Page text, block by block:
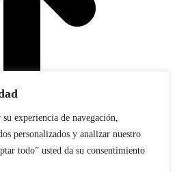
experiencia de navegación,
personalizados y analizar nuestro
todo” usted da su consentimiento